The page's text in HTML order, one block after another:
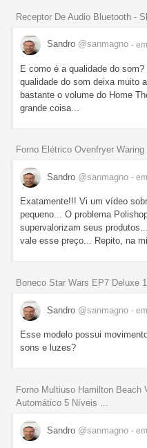
Receptor De Audio Bluetooth -
Sandro @sanmagno -
E como é a qualidade do
qualidade do som deixa muito
bastante o volume do Home
grande coisa...
Forno Elétrico Ovenfryer
Sandro @sanmagno -
Exatamente!!! Vi um vídeo
pequeno... O problema
supervalorizam seus
vale esse preço... Repito, na
Boneco Star Wars EP7 Deluxe
Sandro @sanmagno -
Esse modelo possui
sons e luzes?
Forno Multiuso Hamilton Beach
Automático 5 Níveis ...
Sandro @sanmagno -